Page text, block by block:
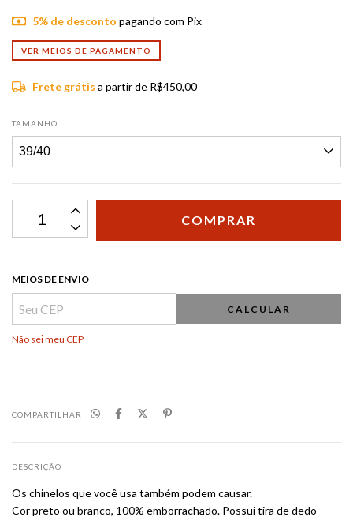
5% de desconto pagando com Pix
VER MEIOS DE PAGAMENTO
Frete grátis a partir de R$450,00
TAMANHO
MEIOS DE ENVIO
CALCULAR
Não sei meu CEP
COMPARTILHAR
DESCRIÇÃO
Os chinelos que você usa também podem causar.
Cor preto ou branco, 100% emborrachado. Possui tira de dedo